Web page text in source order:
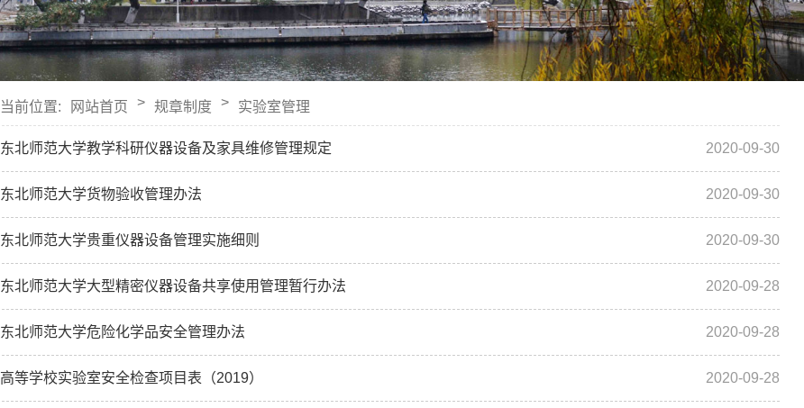
当前位置: 网站首页 > 规章制度 > 实验室管理
东北师范大学教学科研仪器设备及家具维修管理规定 2020-09-30
东北师范大学货物验收管理办法 2020-09-30
东北师范大学贵重仪器设备管理实施细则 2020-09-30
东北师范大学大型精密仪器设备共享使用管理暂行办法 2020-09-28
东北师范大学危险化学品安全管理办法 2020-09-28
高等学校实验室安全检查项目表（2019） 2020-09-28